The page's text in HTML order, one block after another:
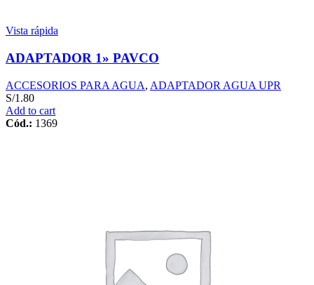
Vista rápida
ADAPTADOR 1» PAVCO
ACCESORIOS PARA AGUA, ADAPTADOR AGUA UPR
S/1.80
Add to cart
Cód.: 1369